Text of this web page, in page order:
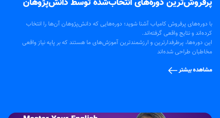
پرفروش‌ترین‌ دوره‌های انتخاب‌شده توسط دانش‌پژوهان
با دوره‌های پرفروش کامیاب آشنا شوید؛ دوره‌هایی که دانش‌پژوهان آن‌ها را انتخاب
کرده‌اند و نتایج واقعی گرفته‌اند.
این دوره‌ها، پرطرفدارترین و ارزشمندترین آموزش‌های ما هستند که بر پایه نیاز واقعی
مخاطبان طراحی شده‌اند
مشاهده بیشتر